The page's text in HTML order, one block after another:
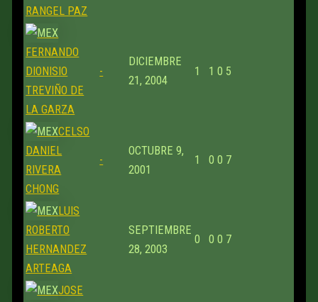
RANGEL PAZ
FERNANDO
DIONISIO
TREVIÑO DE
LA GARZA
-
DICIEMBRE
21, 2004
1 1 0 5
CELSO
DANIEL
RIVERA
CHONG
-
OCTUBRE 9,
2001
1 0 0 7
LUIS
ROBERTO
HERNANDEZ
ARTEAGA
SEPTIEMBRE
28, 2003
0 0 0 7
JOSE